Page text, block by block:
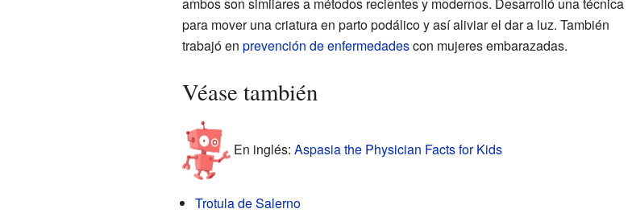
para mover una criatura en parto podálico y así aliviar el dar a luz. También
trabajó en prevención de enfermedadescon mujeres embarazadas.
Véase también
En inglés: Aspasia the Physician Facts for Kids
Trotula de Salerno